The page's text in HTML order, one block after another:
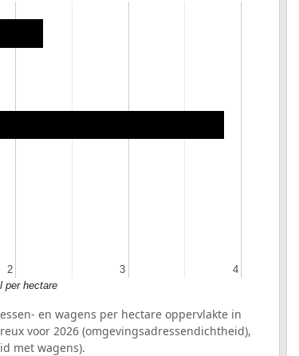
2
2 3
3 4
4
per hectare
en wagens per hectare oppervlakte in
voor 2026 (omgevingsadressendichtheid),
met wagens).